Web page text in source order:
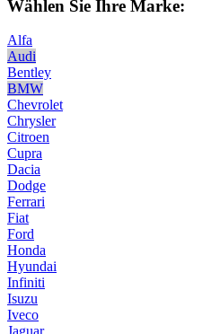
Wählen Sie Ihre Marke:
Alfa
Audi
Bentley
BMW
Chevrolet
Chrysler
Citroen
Cupra
Dacia
Dodge
Ferrari
Fiat
Ford
Honda
Hyundai
Infiniti
Isuzu
Iveco